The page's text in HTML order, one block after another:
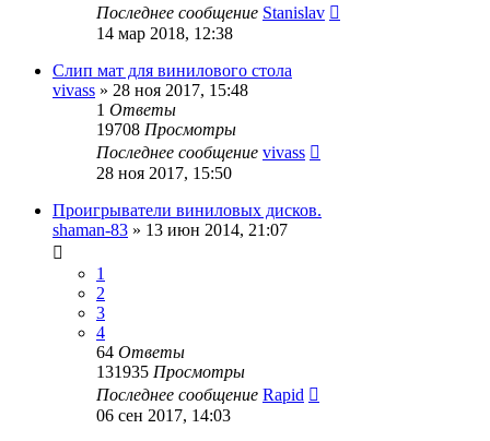
Последнее сообщение Stanislav
14 мар 2018, 12:38
Слип мат для винилового стола
vivass » 28 ноя 2017, 15:48
1 Ответы
19708 Просмотры
Последнее сообщение vivass
28 ноя 2017, 15:50
Проигрыватели виниловых дисков.
shaman-83 » 13 июн 2014, 21:07
1
2
3
4
64 Ответы
131935 Просмотры
Последнее сообщение Rapid
06 сен 2017, 14:03